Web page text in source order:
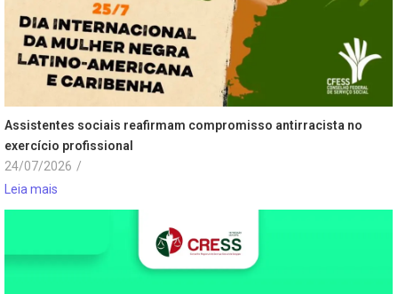
Assistentes sociais reafirmam compromisso antirracista no
exercício profissional
24/07/2026 /
Leia mais